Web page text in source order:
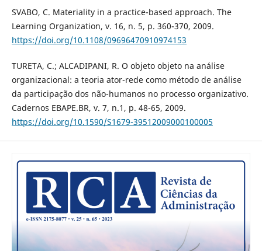
SVABO, C. Materiality in a practice-based approach. The
Learning Organization, v. 16, n. 5, p. 360-370, 2009.
https://doi.org/10.1108/09696470910974153
TURETA, C.; ALCADIPANI, R. O objeto objeto na análise
organizacional: a teoria ator-rede como método de análise
da participação dos não-humanos no processo organizativo.
Cadernos EBAPE.BR, v. 7, n.1, p. 48-65, 2009.
https://doi.org/10.1590/S1679-39512009000100005